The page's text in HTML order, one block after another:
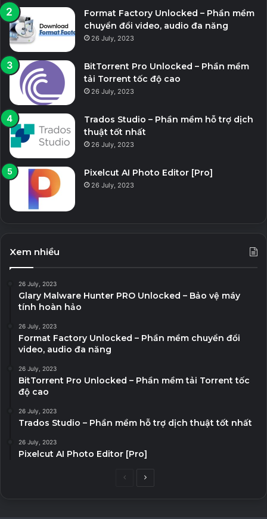
Format Factory Unlocked – Phần mềm
chuyển đổi video, audio đa năng
26 July, 2023
BitTorrent Pro Unlocked – Phần mềm
tải Torrent tốc độ cao
26 July, 2023
Trados Studio – Phần mềm hỗ trợ dịch
thuật tốt nhất
26 July, 2023
Pixelcut AI Photo Editor [Pro]
26 July, 2023
Xem nhiều
26 July, 2023
Glary Malware Hunter PRO Unlocked – Bảo vệ máy
tính hoàn hảo
26 July, 2023
Format Factory Unlocked – Phần mềm chuyển đổi
video, audio đa năng
26 July, 2023
BitTorrent Pro Unlocked – Phần mềm tải Torrent tốc
độ cao
26 July, 2023
Trados Studio – Phần mềm hỗ trợ dịch thuật tốt nhất
26 July, 2023
Pixelcut AI Photo Editor [Pro]
PreviousNext